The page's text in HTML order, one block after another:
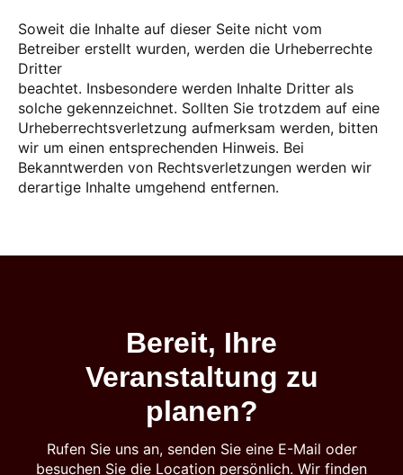
Soweit die Inhalte auf dieser Seite nicht vom
Betreiber erstellt wurden, werden die Urheberrechte
Dritter
beachtet. Insbesondere werden Inhalte Dritter als
solche gekennzeichnet. Sollten Sie trotzdem auf eine
Urheberrechtsverletzung aufmerksam werden, bitten
wir um einen entsprechenden Hinweis. Bei
Bekanntwerden von Rechtsverletzungen werden wir
derartige Inhalte umgehend entfernen.
Bereit, Ihre
Veranstaltung zu
planen?
Rufen Sie uns an, senden Sie eine E-Mail oder
besuchen Sie die Location persönlich. Wir finden